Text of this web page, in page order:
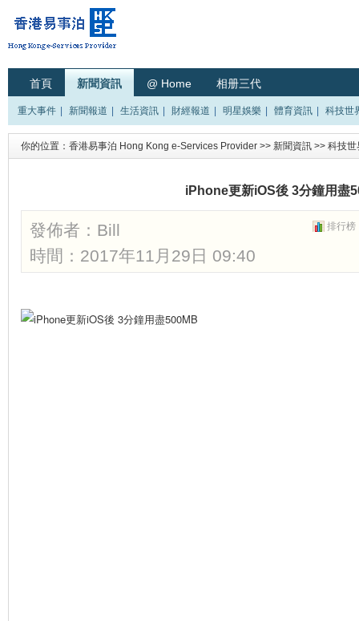
首頁 新聞資訊 @ Home 相册三代
重大事件 新聞報道 生活資訊 財經報道 明星娛樂 體育資訊 科技世
你的位置： 香港易事泊 Hong Kong e-Services Provider >> 新聞資訊 >> 科技世
iPhone更新iOS後 3分鐘用盡
排行榜
發佈者： Bill
時間：2017年11月29日 09:40